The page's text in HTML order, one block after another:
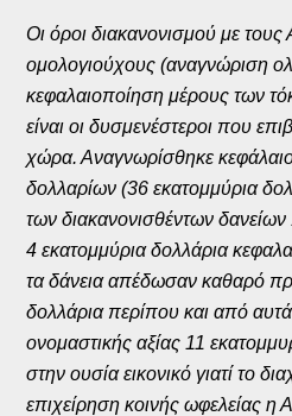
Οι όροι διακανονισμού με τους
ομολογιούχους (αναγνώριση
κεφαλαιοποίηση μέρους των
είναι οι δυσμενέστεροι που
χώρα. Αναγνωρίσθηκε
δολλαρίων (36 εκατομμύρια
των διακανονισθέντων
4 εκατομμύρια δολλάρια
τα δάνεια απέδωσαν καθαρό
δολλάρια περίπου και από
ονομαστικής αξίας 11
στην ουσία εικονικό γιατί το
επιχείρηση κοινής ωφελείας η